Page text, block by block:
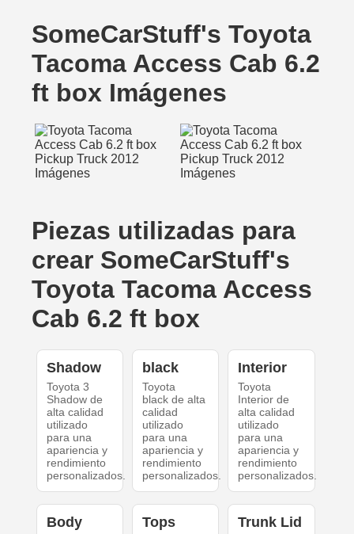
SomeCarStuff's Toyota
Tacoma Access Cab 6.2
ft box Imágenes
Piezas utilizadas para
crear SomeCarStuff's
Toyota Tacoma Access
Cab 6.2 ft box
Shadow
Toyota 3
Shadow de
alta calidad
utilizado
para una
apariencia y
rendimiento
personalizados.
black
Toyota
black de alta
calidad
utilizado
para una
apariencia y
rendimiento
personalizados.
Interior
Toyota
Interior de
alta calidad
utilizado
para una
apariencia y
rendimiento
personalizados.
Body Tops Trunk Lid